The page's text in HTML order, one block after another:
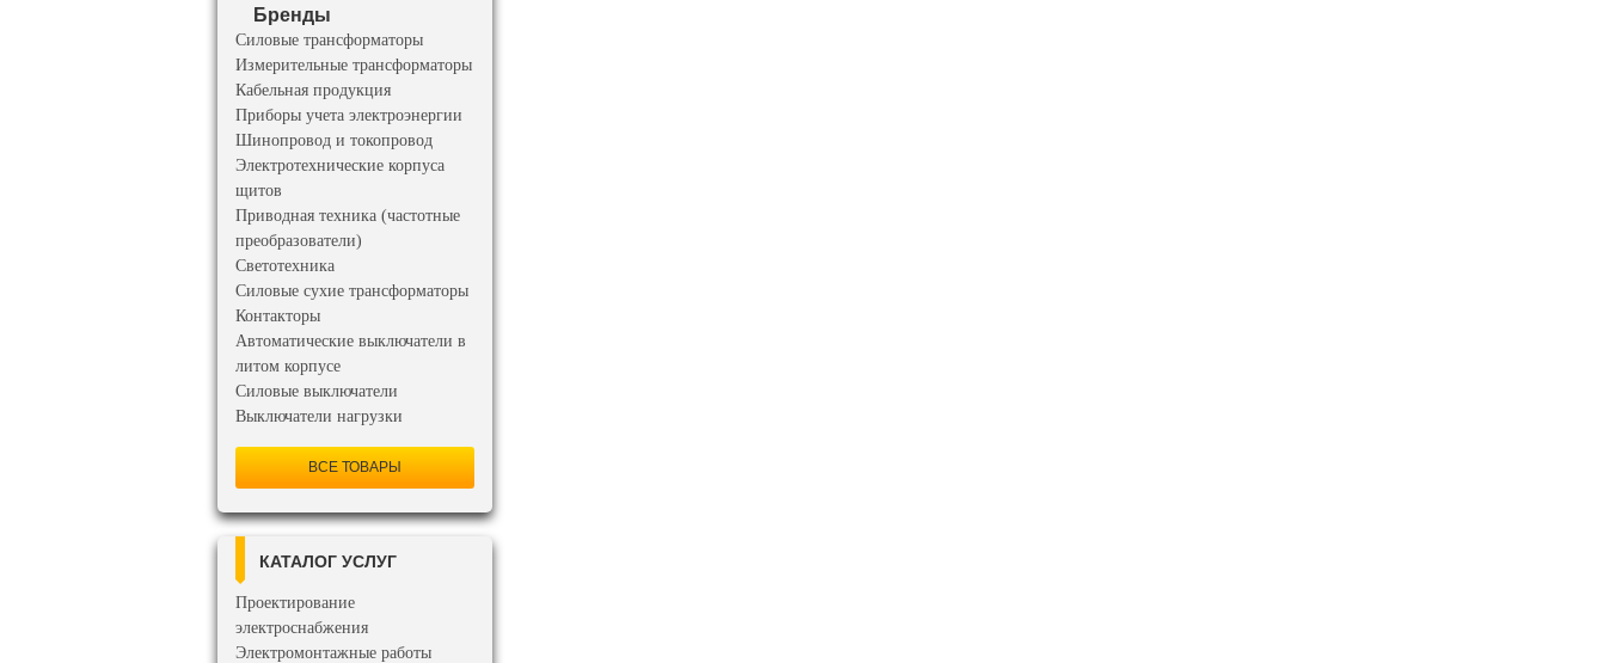
Бренды
Силовые трансформаторы
Измерительные трансформаторы
Кабельная продукция
Приборы учета электроэнергии
Шинопровод и токопровод
Электротехнические корпуса
щитов
Приводная техника (частотные
преобразователи)
Светотехника
Силовые сухие трансформаторы
Контакторы
Автоматические выключатели в
литом корпусе
Силовые выключатели
Выключатели нагрузки
ВСЕ ТОВАРЫ
КАТАЛОГ УСЛУГ
Проектирование
электроснабжения
Электромонтажные работы